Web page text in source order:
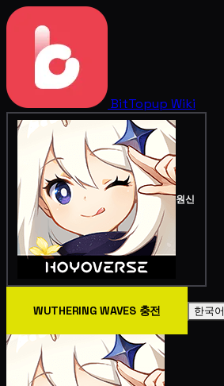
BitTopup Wiki
원신
WUTHERING WAVES 충전 한국어